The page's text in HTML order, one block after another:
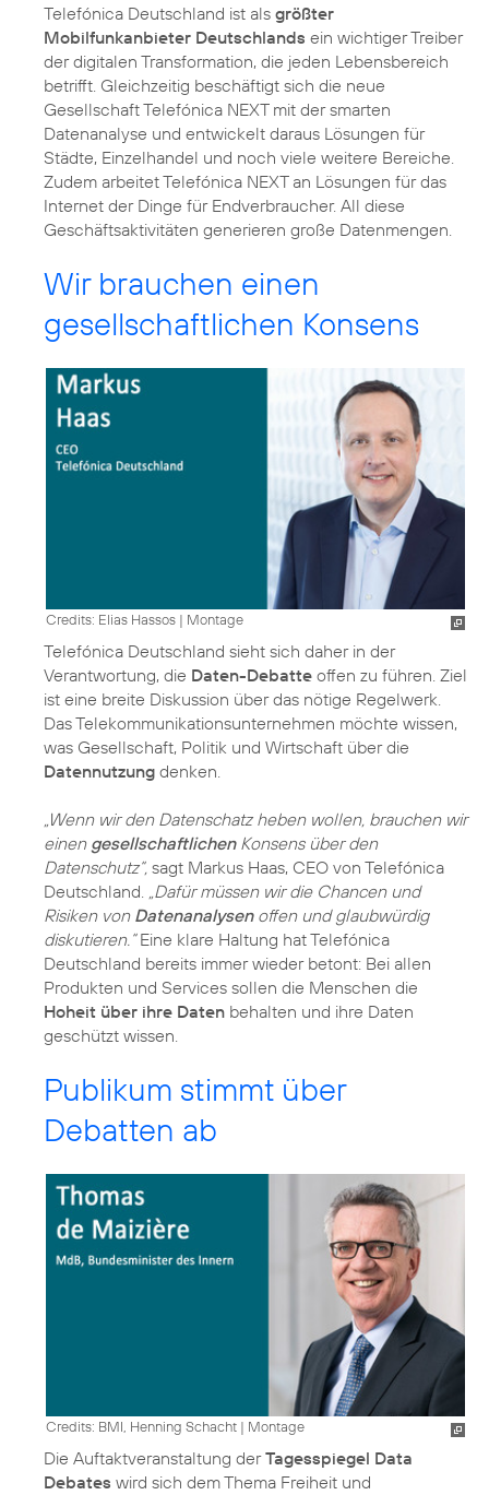
Telefónica Deutschland ist als größter
Mobilfunkanbieter Deutschlands ein wichtiger Treiber
der digitalen Transformation, die jeden Lebensbereich
betrifft. Gleichzeitig beschäftigt sich die neue
Gesellschaft Telefónica NEXT mit der smarten
Datenanalyse und entwickelt daraus Lösungen für
Städte, Einzelhandel und noch viele weitere Bereiche.
Zudem arbeitet Telefónica NEXT an Lösungen für das
Internet der Dinge für Endverbraucher. All diese
Geschäftsaktivitäten generieren große Datenmengen.
Wir brauchen einen
gesellschaftlichen Konsens
Credits: Elias Hassos | Montage
Telefónica Deutschland sieht sich daher in der
Verantwortung, die Daten-Debatte offen zu führen. Ziel
ist eine breite Diskussion über das nötige Regelwerk.
Das Telekommunikationsunternehmen möchte wissen,
was Gesellschaft, Politik und Wirtschaft über die
Datennutzung denken.
„Wenn wir den Datenschatz heben wollen, brauchen wir
einen gesellschaftlichenKonsens über den
Datenschutz“, sagt Markus Haas, CEO von Telefónica
Deutschland. „Dafür müssen wir die Chancen und
Risiken von Datenanalysenoffen und glaubwürdig
diskutieren.“Eine klare Haltung hat Telefónica
Deutschland bereits immer wieder betont: Bei allen
Produkten und Services sollen die Menschen die
Hoheit über ihre Daten behalten und ihre Daten
geschützt wissen.
Publikum stimmt über
Debatten ab
Credits: BMI, Henning Schacht | Montage
Die Auftaktveranstaltung derTagesspiegel Data
Debates wird sich dem Thema Freiheit und